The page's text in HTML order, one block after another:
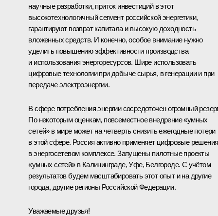
научные разработки, приток инвестиций в этот
высокотехнологичный сегмент российской энергетики,
гарантируют возврат капитала и высокую доходность
вложенных средств. И конечно, особое внимание нужно
уделить повышению эффективности производства
и использования энергоресурсов. Шире использовать
цифровые технологии при добыче сырья, в генерации и при
передаче электроэнергии.
В сфере потребления энергии сосредоточен огромный
По некоторым оценкам, повсеместное внедрение «умных
сетей» в мире может на четверть снизить ежегодные потери
в этой сфере. Россия активно применяет цифровые решения
в энергосетевом комплексе. Запущены пилотные проекты
«умных сетей» в Калининграде, Уфе, Белгороде. С учётом
результатов будем масштабировать этот опыт и на другие
города, другие регионы Российской Федерации.
Уважаемые друзья!